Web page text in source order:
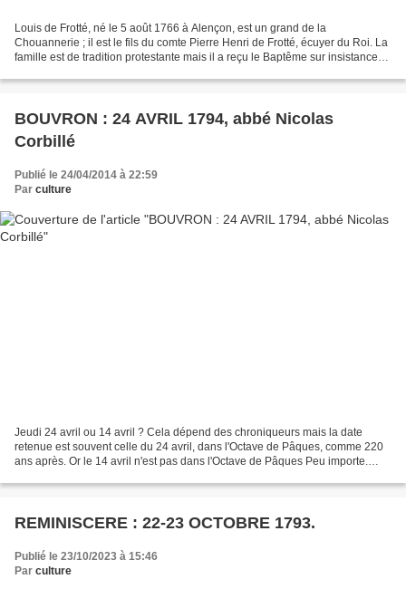
Louis de Frotté, né le 5 août 1766 à Alençon, est un grand de la
Chouannerie ; il est le fils du comte Pierre Henri de Frotté, écuyer du Roi. La
famille est de tradition protestante mais il a reçu le Baptême sur insistance
BOUVRON : 24 AVRIL 1794, abbé Nicolas
Corbillé
Publié le 24/04/2014 à 22:59
Par culture
Jeudi 24 avril ou 14 avril ? Cela dépend des chroniqueurs mais la date
retenue est souvent celle du 24 avril, dans l'Octave de Pâques, comme 220
ans après. Or le 14 avril n'est pas dans l'Octave de Pâques Peu importe.
REMINISCERE : 22-23 OCTOBRE 1793.
Publié le 23/10/2023 à 15:46
Par culture